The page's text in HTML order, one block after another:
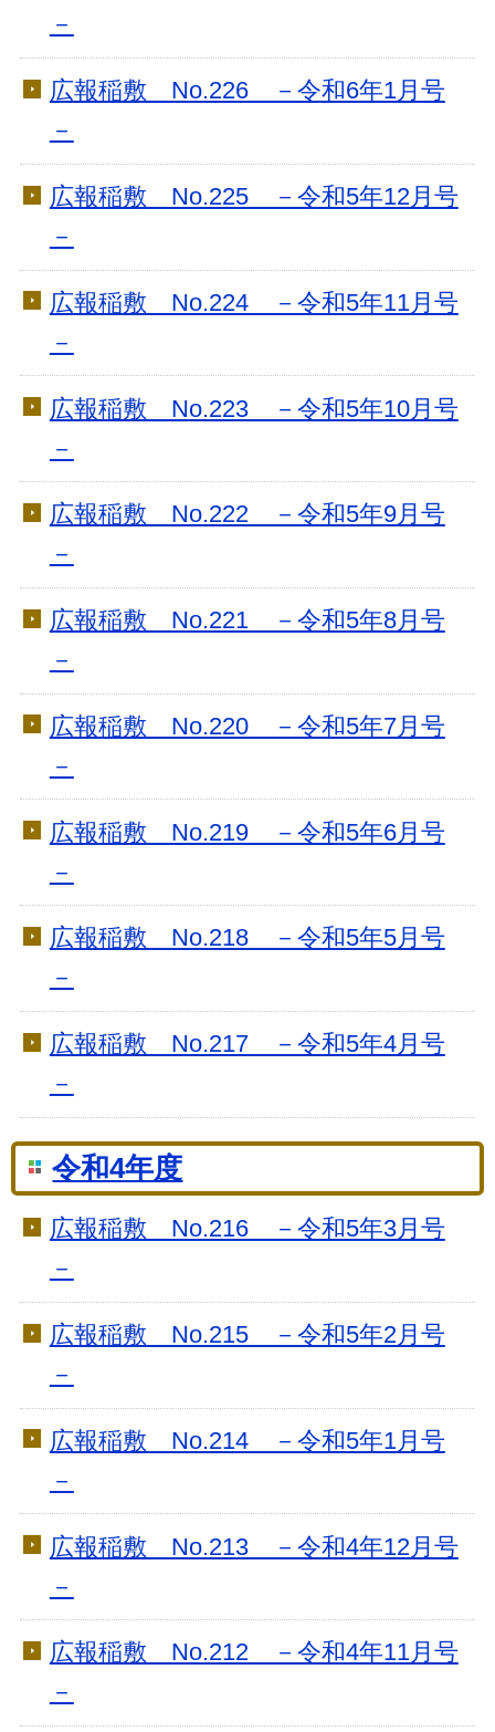
－
広報稲敷 No.226 －令和6年1月号
－
広報稲敷 No.225 －令和5年12月号
－
広報稲敷 No.224 －令和5年11月号
－
広報稲敷 No.223 －令和5年10月号
－
広報稲敷 No.222 －令和5年9月号
－
広報稲敷 No.221 －令和5年8月号
－
広報稲敷 No.220 －令和5年7月号
－
広報稲敷 No.219 －令和5年6月号
－
広報稲敷 No.218 －令和5年5月号
－
広報稲敷 No.217 －令和5年4月号
－
令和4年度
広報稲敷 No.216 －令和5年3月号
－
広報稲敷 No.215 －令和5年2月号
－
広報稲敷 No.214 －令和5年1月号
－
広報稲敷 No.213 －令和4年12月号
－
広報稲敷 No.212 －令和4年11月号
－